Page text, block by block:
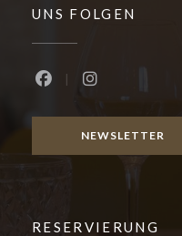
UNS FOLGEN
Facebook ((öffnet
Instagram
NEWSLETTER
RESERVIERUNG